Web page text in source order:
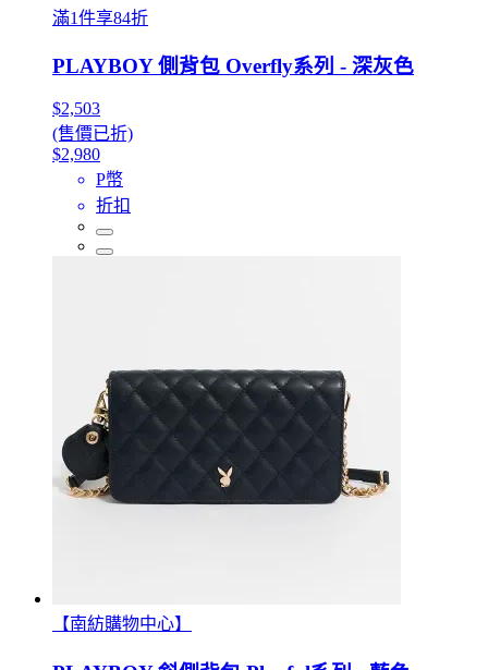
滿1件享84折
PLAYBOY 側背包 Overfly系列 - 深灰色
$2,503
(售價已折)
$2,980
P幣
折扣
【南紡購物中心】